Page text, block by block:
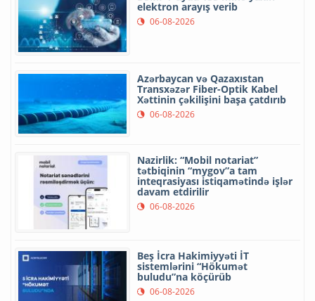
elektron arayış verib
06-08-2026
Azərbaycan və Qazaxıstan
Transxəzər Fiber-Optik Kabel
Xəttinin çəkilişini başa çatdırıb
06-08-2026
Nazirlik: “Mobil notariat”
tətbiqinin “mygov”a tam
inteqrasiyası istiqamətində işlər
davam etdirilir
06-08-2026
Beş İcra Hakimiyyəti İT
sistemlərini “Hökumət
buludu”na köçürüb
06-08-2026